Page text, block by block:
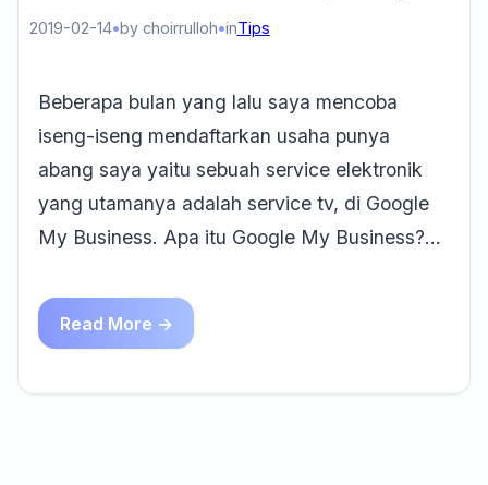
2019-02-14 by choirrulloh inTips
Beberapa bulan yang lalu saya mencoba
iseng-iseng mendaftarkan usaha punya
abang saya yaitu sebuah service elektronik
yang utamanya adalah service tv, di Google
My Business. Apa itu Google My Business?…
Read More →